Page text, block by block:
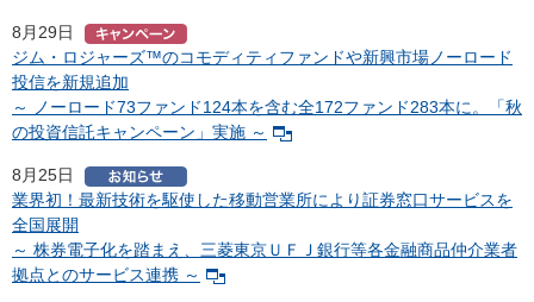
8月29日
ジム・ロジャーズ™のコモディティファンドや新興市場ノーロード
投信を新規追加
～ ノーロード73ファンド124本を含む全172ファンド283本に。「秋
の投資信託キャンペーン」実施 ～
8月25日
業界初！最新技術を駆使した移動営業所により証券窓口サービスを
全国展開
～ 株券電子化を踏まえ、三菱東京ＵＦＪ銀行等各金融商品仲介業者
拠点とのサービス連携 ～